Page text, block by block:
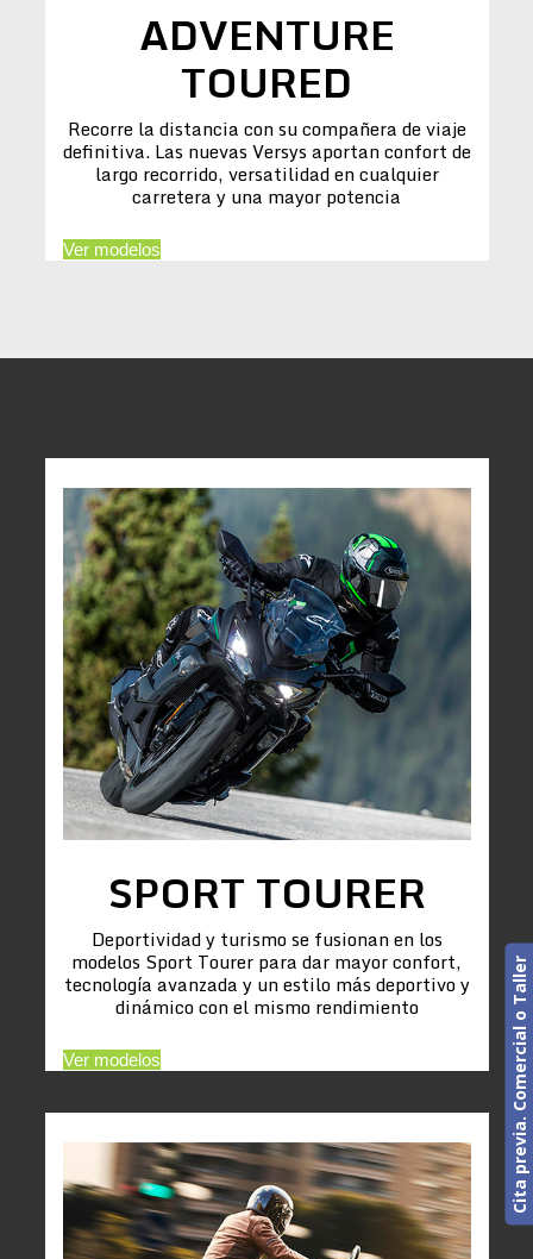
ADVENTURE
TOURED
Recorre la distancia con su compañera de viaje
definitiva. Las nuevas Versys aportan confort de
largo recorrido, versatilidad en cualquier
carretera y una mayor potencia
Ver modelos
SPORT TOURER
Deportividad y turismo se fusionan en los
modelos Sport Tourer para dar mayor confort,
tecnología avanzada y un estilo más deportivo y
dinámico con el mismo rendimiento
Ver modelos Cita previa. Comercial o Taller